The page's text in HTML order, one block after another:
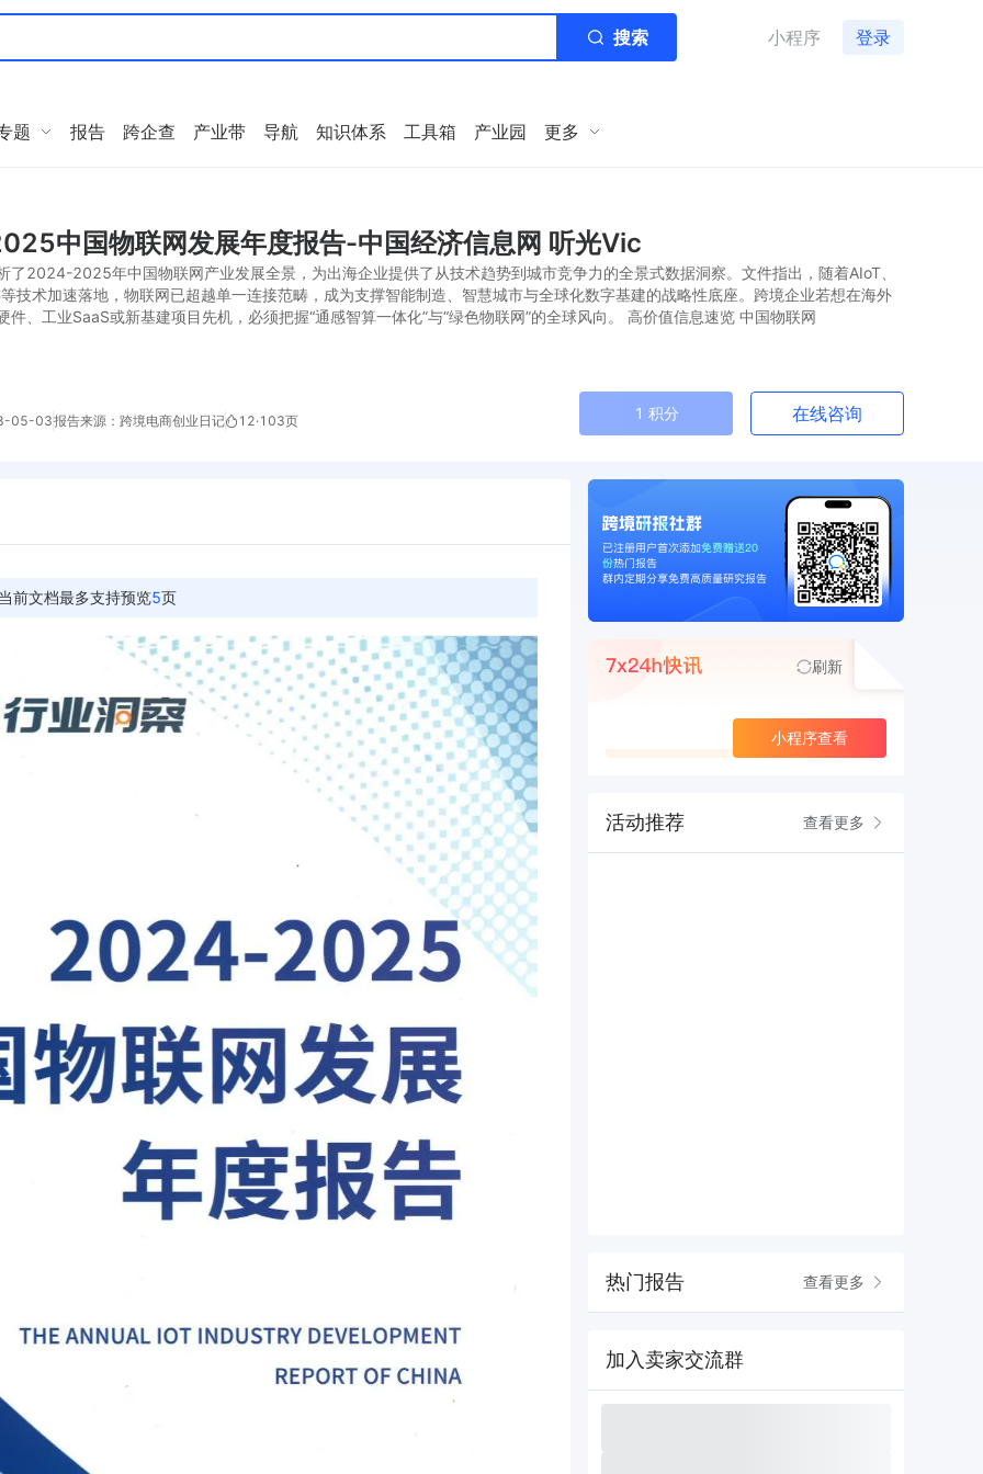
搜索 小程序 登录
题 报告 跨企查 产业带 导航 知识体系 工具箱 产业园 更多
中国物联网发展年度报告-中国经济信息网 听光Vic
了2024-2025年中国物联网产业发展全景，为出海企业提供了从技术趋势到城市竞争力的全景式数据洞察。文件指出，随着AIoT、
技术加速落地，物联网已超越单一连接范畴，成为支撑智能制造、智慧城市与全球化数字基建的战略性底座。跨境企业若想在海外
件、工业SaaS或新基建项目先机，必须把握“通感智算一体化”与“绿色物联网”的全球风向。 高价值信息速览 中国物联网
05-03报告来源：跨境电商创业日记 12·103页 在线咨询
1 积分
前文档最多支持预览5页
刷新
小程序查看
活动推荐 查看更多
热门报告 查看更多
加入卖家交流群